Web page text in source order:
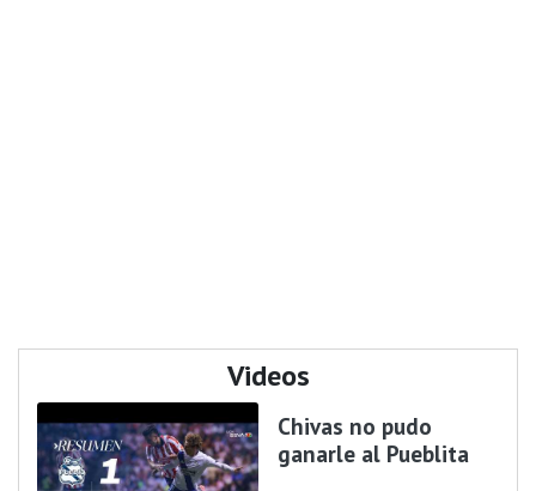
Videos
Chivas no pudo
ganarle al Pueblita